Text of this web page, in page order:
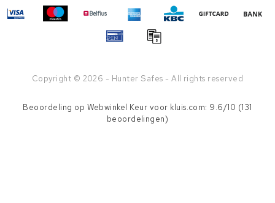
Copyright © 2026 - Hunter Safes - All rights reserved
Beoordeling op Webwinkel Keur voor kluis.com: 9.6/10 (131
beoordelingen)